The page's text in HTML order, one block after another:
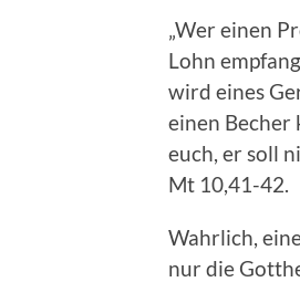
„Wer einen
Lohn
wird eines
einen Becher
euch, er soll
Mt 10,41-42.
Wahrlich,
nur die